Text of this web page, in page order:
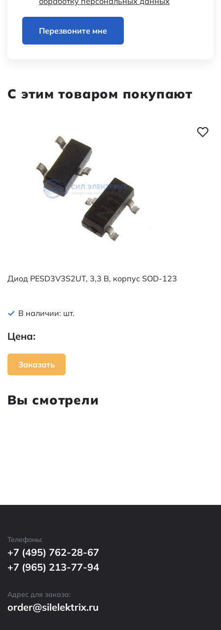
Перезвоните мне
С этим товаром покупают
Диод PESD3V3S2UT, 3,3 В, корпус SOD-123
В наличии: шт.
Цена:
Заказать
Вы смотрели
Телефоны:
+7 (495) 762-28-67
+7 (965) 213-77-94
Адрес для заказа:
order@silelektrix.ru